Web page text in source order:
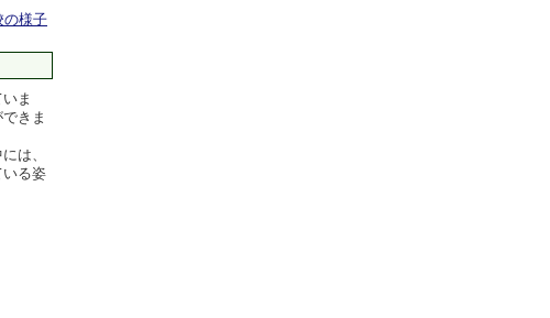
の様子
ま
きま
は、
いる姿